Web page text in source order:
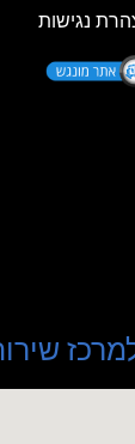
נגישות
שירות